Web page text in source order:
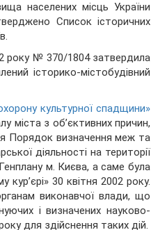
населених місць України
Список історичних
року № 370/1804 затвердила
історико-містобудівний
культурної спадщини»
міста з об’єктивних причин,
Порядок визначення меж та
діяльності на території
м. Києва, а саме була
30 квітня 2002 року.
виконавчої влади, що
і визначених науково-
для здійснення таких дій.